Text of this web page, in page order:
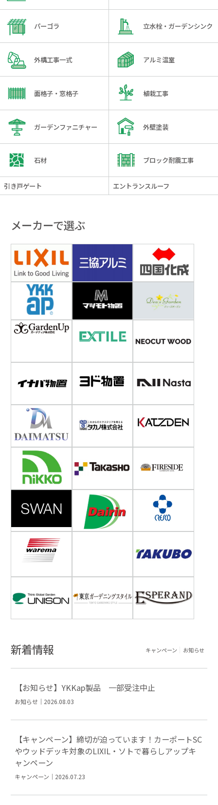
パーゴラ 立水栓・ガーデンシンク
外構工事一式 アルミ温室
面格子・窓格子 植栽工事
ガーデンファニチャー 外壁塗装
石材 ブロック耐震工事
引き戸ゲート エントランスルーフ
メーカーで選ぶ
新着情報 キャンペーン お知らせ
【お知らせ】YKKap製品 一部受注中止
お知らせ｜2026.08.03
【キャンペーン】締切が迫っています！カーポートSC
やウッドデッキ対象のLIXIL・ソトで暮らしアップキ
ャンペーン
キャンペーン｜2026.07.23